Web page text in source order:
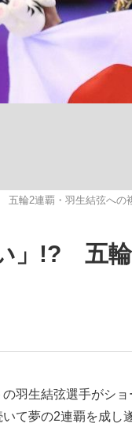
多くてもいい」時価総額
輪2連覇・羽生結弦への
」!? 五
羽生結弦選手がショ
て夢の2連覇を成し